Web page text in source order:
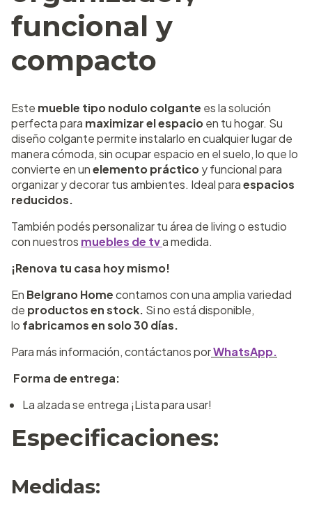
funcional y
compacto
Este mueble tipo nodulo colgante es la solución
perfecta para maximizar el espacioen tu hogar. Su
diseño colgante permite instalarlo en cualquier lugar de
manera cómoda, sin ocupar espacio en el suelo, lo que lo
convierte en unelemento prácticoy funcional para
organizar y decorar tus ambientes. Ideal paraespacios
reducidos.
También podés personalizar tu área de living o estudio
con nuestros muebles de tva medida.
¡Renova tu casa hoy mismo!
En Belgrano Homecontamos con una amplia variedad
de productos en stock. Si no está disponible,
lo fabricamos en solo 30 días.
Para más información, contáctanos porWhatsApp.
Forma de entrega:
La alzada se entrega ¡Lista para usar!
Especificaciones:
Medidas: